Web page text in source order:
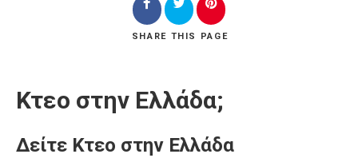
SHARE THIS PAGE
Κτεο στην Ελλάδα;
Δείτε Κτεο στην Ελλάδα